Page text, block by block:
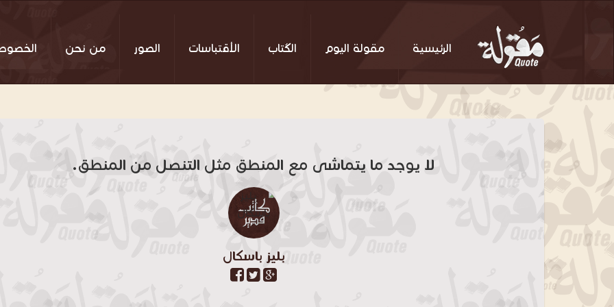
الرئيسية مقولة اليوم الكُتاب الأقتباسات الصور من نحن
لا يوجد ما يتماشى مع المنطق مثل التنصل من المنطق.
بليز باسكال